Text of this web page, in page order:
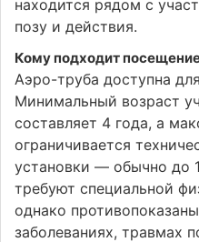
находится рядом с
позу и действия.
Кому подходит
Аэро-труба доступна
Минимальный возраст
составляет 4 года, а
ограничивается
установки — обычно до
требуют специальной
однако
заболеваниях, травмах